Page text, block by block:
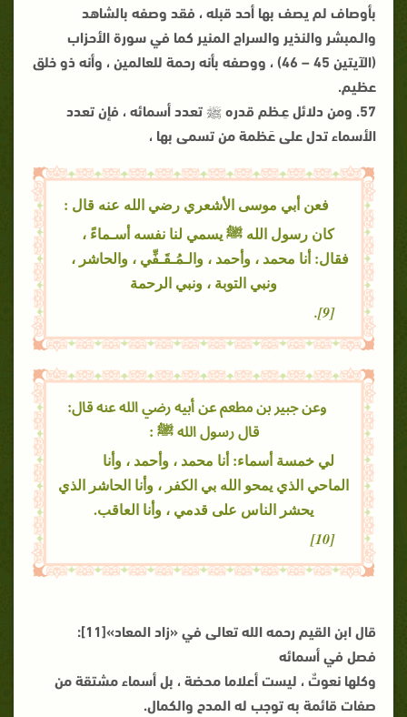
بأوصاف لم يصف بها أحد قبله ، فقد وصفه بالشاهد
والـمبشر والنذير والسراج المنير كما في سورة الأحزاب
(الآيتين 45 – 46) ، ووصفه بأنه رحمة للعالمين ، وأنه ذو خلق
عظيم.
57. ومن دلائل عِـظم قدره ﷺ تعدد أسمائه ، فإن تعدد
الأسماء تدل على عَظمة من تسمى بها ،
فعن أبي موسى الأشعري رضي الله عنه قال :
كان رسول الله ﷺ يسمي لنا نفسه أسـماءً ،
فقال: أنا محمد ، وأحمد ، والـمُـقَـفِّي ، والحاشر ،
ونبي التوبة ، ونبي الرحمة
[9].
وعن جبير بن مطعم عن أبيه رضي الله عنه قال:
قال رسول الله ﷺ :
لي خمسة أسماء: أنا محمد ، وأحمد ، وأنا
الماحي الذي يمحو الله بي الكفر ، وأنا الحاشر الذي
يحشر الناس على قدمي ، وأنا العاقب.
[10]
قال ابن القيم رحمه الله تعالى في «زاد المعاد»[11]:
فصل في أسمائه
وكلها نعوتٌ ، ليست أعلاما محضة ، بل أسماء مشتقة من
صفات قائمة به توجب له المدح والكمال.